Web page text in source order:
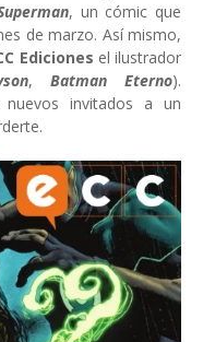
, un cómic que
de marzo. Así mismo,
Ediciones el ilustrador
, Batman Eterno).
nuevos invitados a un